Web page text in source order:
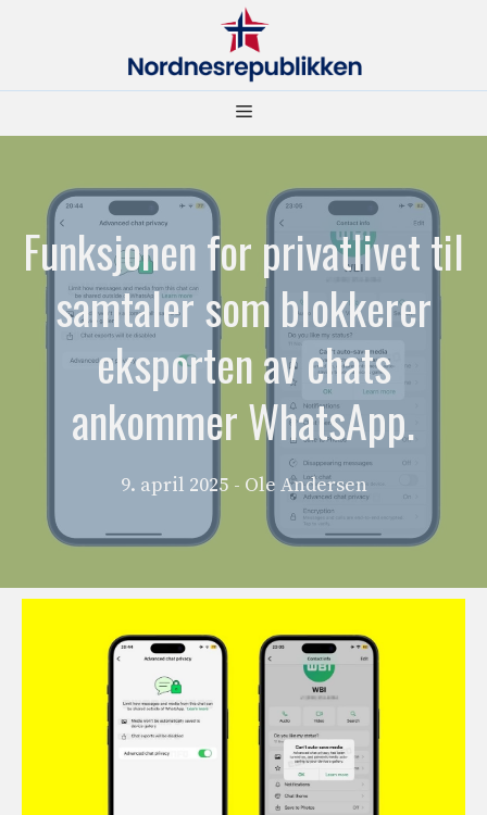
Meny
Funksjonen for privatlivet til
samtaler som blokkerer
eksporten av chats
ankommer WhatsApp.
9. april 2025 - Ole Andersen